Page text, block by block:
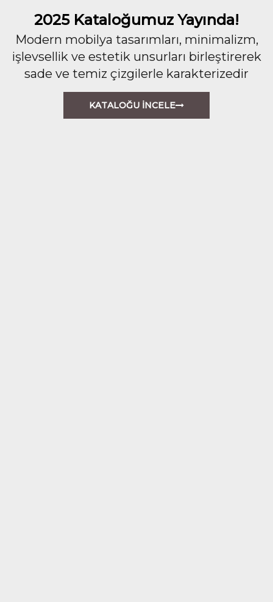
2025 Kataloğumuz Yayında!
Modern mobilya tasarımları, minimalizm,
işlevsellik ve estetik unsurları birleştirerek
sade ve temiz çizgilerle karakterizedir
KATALOĞU İNCELE